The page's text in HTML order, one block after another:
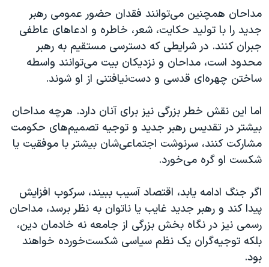
مداحان همچنین می‌توانند فقدان حضور عمومی رهبر
جدید را با تولید حکایت، شعر، خاطره و ادعاهای عاطفی
جبران کنند. در شرایطی که دسترسی مستقیم به رهبر
محدود است، مداحان و نزدیکان بیت می‌توانند واسطه
ساختن چهره‌ای قدسی و دست‌نیافتنی از او شوند.
اما این نقش خطر بزرگی نیز برای آنان دارد. هرچه مداحان
بیشتر در تقدیس رهبر جدید و توجیه تصمیم‌های حکومت
مشارکت کنند، سرنوشت اجتماعی‌شان بیشتر با موفقیت یا
شکست او گره می‌خورد.
اگر جنگ ادامه یابد، اقتصاد آسیب ببیند، سرکوب افزایش
پیدا کند و رهبر جدید غایب یا ناتوان به نظر برسد، مداحان
رسمی نیز در نگاه بخش بزرگی از جامعه نه خادمان دین،
بلکه توجیه‌گران یک نظم سیاسی شکست‌خورده خواهند
بود.